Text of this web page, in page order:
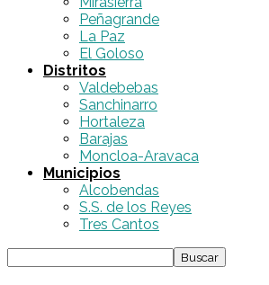
Peñagrande
La Paz
El Goloso
Distritos
Valdebebas
Sanchinarro
Hortaleza
Barajas
Moncloa-Aravaca
Municipios
Alcobendas
S.S. de los Reyes
Tres Cantos